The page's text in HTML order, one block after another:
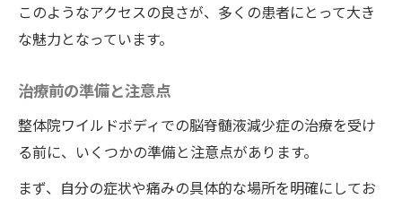
このようなアクセスの良さが、多くの患者にとって大き
な魅力となっています。
治療前の準備と注意点
整体院ワイルドボディでの脳脊髄液減少症の治療を受け
る前に、いくつかの準備と注意点があります。
まず、自分の症状や痛みの具体的な場所を明確にしてお